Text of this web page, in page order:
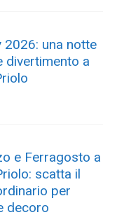
2026: una notte
divertimento a
e Ferragosto a
scatta il
per
decoro